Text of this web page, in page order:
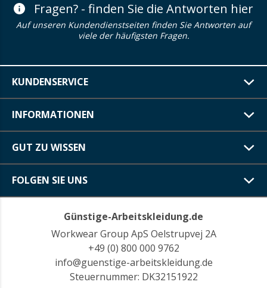
Fragen? - finden Sie die Antworten hier
Auf unseren Kundendienstseiten finden Sie Antworten auf
viele der häufigsten Fragen.
KUNDENSERVICE
INFORMATIONEN
GUT ZU WISSEN
FOLGEN SIE UNS
Günstige-Arbeitskleidung.de
Workwear Group ApS Oelstrupvej 2A
+49 (0) 800 000 9762
info@guenstige-arbeitskleidung.de
Steuernummer: DK32151922